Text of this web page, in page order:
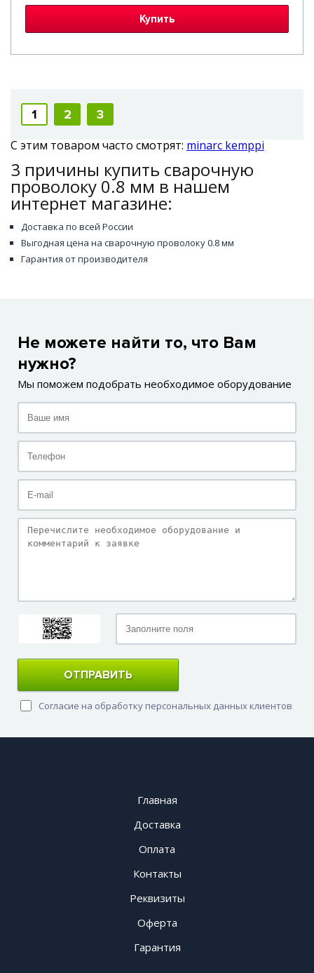
Купить
1 2
3
С этим товаром часто смотрят: minarc kemppi
3 причины купить сварочную
проволоку 0.8 мм в нашем
интернет магазине:
Доставка по всей России
Выгодная цена на сварочную проволоку 0.8 мм
Гарантия от производителя
Не можете найти то, что Вам
нужно?
Мы поможем подобрать необходимое оборудование
ОТПРАВИТЬ
Согласие на обработку персональных данных клиентов
Главная
Доставка
Оплата
Контакты
Реквизиты
Оферта
Гарантия